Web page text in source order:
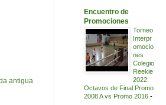
antigua
Encuentro de
Promociones
Torneo
Interpr
omocio
nes
Colegio
Reekie
2022:
Octavos de Final Promo
2008 A vs Promo 2016 -